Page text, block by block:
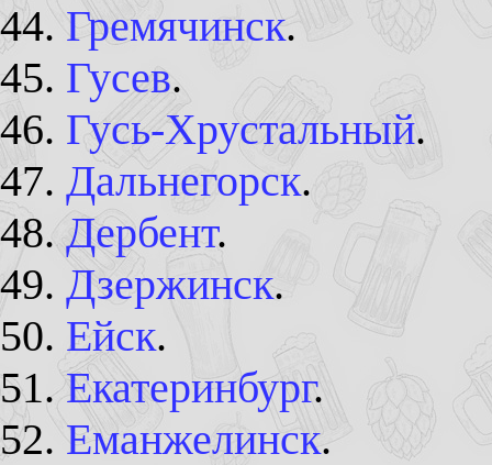
Гремячинск.
Гусев.
Гусь-Хрустальный.
Дальнегорск.
Дербент.
Дзержинск.
Ейск.
Екатеринбург.
Еманжелинск.